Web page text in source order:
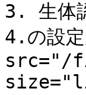
3. 生体
4.の設
src="/